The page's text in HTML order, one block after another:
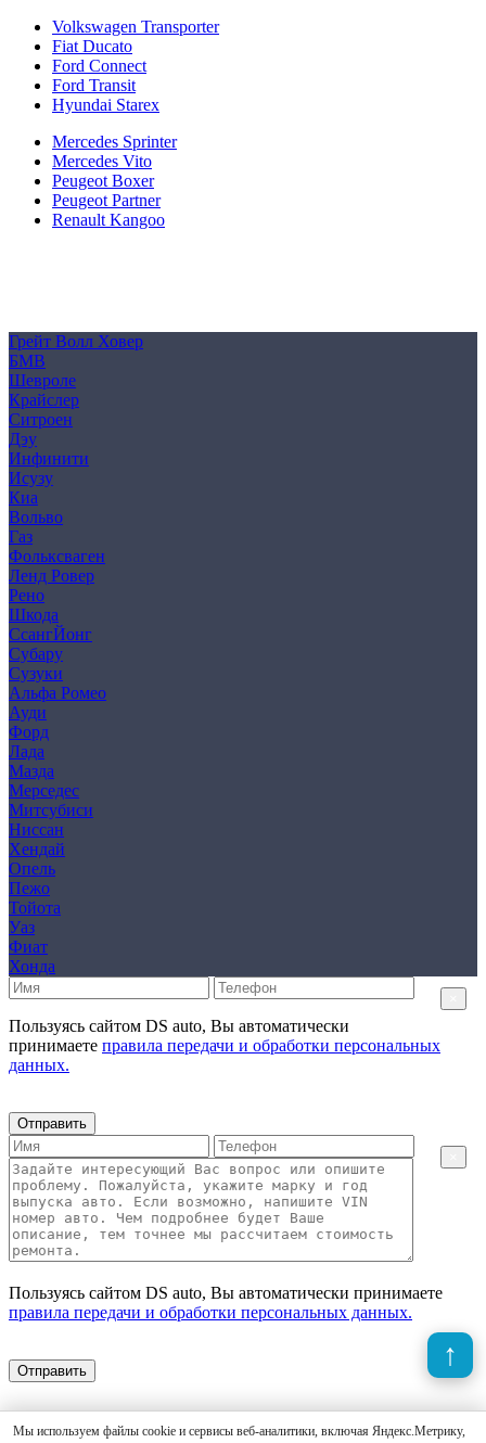
Volkswagen Transporter
Fiat Ducato
Ford Connect
Ford Transit
Hyundai Starex
Mercedes Sprinter
Mercedes Vito
Peugeot Boxer
Peugeot Partner
Renault Kangoo
Грейт Волл Ховер
БМВ
Шевроле
Крайслер
Ситроен
Дэу
Инфинити
Исузу
Киа
Вольво
Газ
Фольксваген
Ленд Ровер
Рено
Шкода
СсангЙонг
Субару
Сузуки
Альфа Ромео
Ауди
Форд
Лада
Мазда
Мерседес
Митсубиси
Ниссан
Хендай
Опель
Пежо
Тойота
Уаз
Фиат
Хонда
Мы используем файлы cookie и сервисы веб-аналитики, включая Яндекс.Метрику,
Пользуясь сайтом DS auto, Вы автоматически
принимаете правила передачи и обработки персональных
данных.
Отправить
Пользуясь сайтом DS auto, Вы автоматически принимаете
правила передачи и обработки персональных данных.
Отправить